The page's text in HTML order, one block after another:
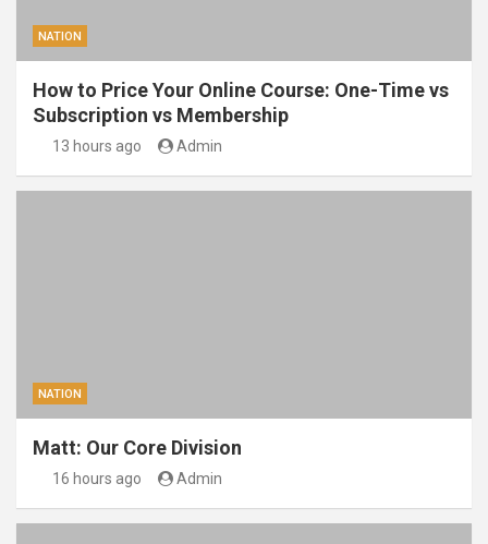
NATION
How to Price Your Online Course: One-Time vs
Subscription vs Membership
13 hours ago Admin
NATION
Matt: Our Core Division
16 hours ago Admin